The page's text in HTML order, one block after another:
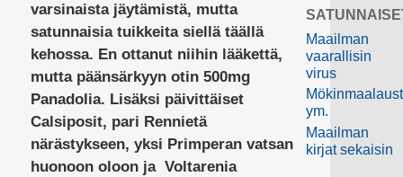
varsinaista jäytämistä, mutta
satunnaisia tuikkeita siellä täällä
kehossa. En ottanut niihin lääkettä,
mutta päänsärkyyn otin 500mg
Panadolia. Lisäksi päivittäiset
Calsiposit, pari Rennietä
närästykseen, yksi Primperan vatsan
huonoon oloon ja Voltarenia
Maailman
vaarallisin
virus
ym.
Maailman
kirjat sekaisin